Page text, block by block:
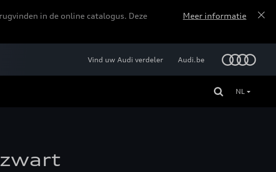
in de online catalogus. Deze
Meer informatie
Vind uw Audi verdeler Audi.be
NL